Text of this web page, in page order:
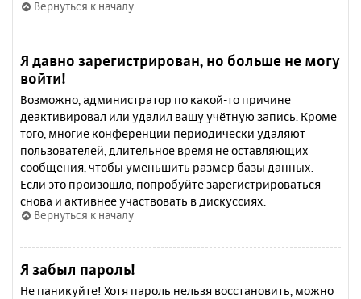
Вернуться к началу
Я давно зарегистрирован, но больше не могу
войти!
Возможно, администратор по какой-то причине
деактивировал или удалил вашу учётную запись. Кроме
того, многие конференции периодически удаляют
пользователей, длительное время не оставляющих
сообщения, чтобы уменьшить размер базы данных.
Если это произошло, попробуйте зарегистрироваться
снова и активнее участвовать в дискуссиях.
Вернуться к началу
Я забыл пароль!
Не паникуйте! Хотя пароль нельзя восстановить, можно